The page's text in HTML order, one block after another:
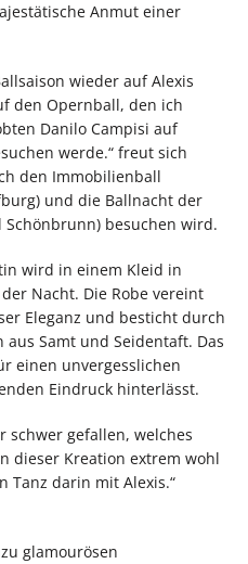
Anmut einer
wieder auf Alexis
den Opernball, den ich
Danilo Campisi auf
werde.“ freut sich
den Immobilienball
und die Ballnacht der
Schönbrunn) besuchen wird.
wird in einem Kleid in
Nacht. Die Robe vereint
Eleganz und besticht durch
Samt und Seidentaft. Das
einen unvergesslichen
Eindruck hinterlässt.
schwer gefallen, welches
dieser Kreation extrem wohl
Tanz darin mit Alexis.“
glamourösen